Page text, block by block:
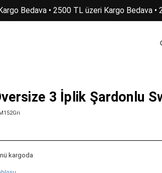
Bedava • 2500 TL üzeri Kargo
3 İplik Şardonlu
kargoda